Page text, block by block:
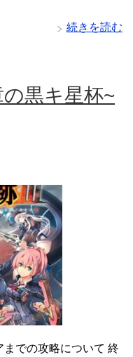
続きを読む
黒キ星杯~
での攻略について 終